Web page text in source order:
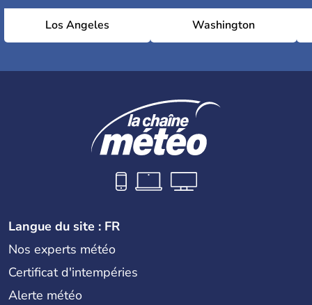
Los Angeles Washington
Langue du site : FR
Nos experts météo
Certificat d'intempéries
Alerte météo